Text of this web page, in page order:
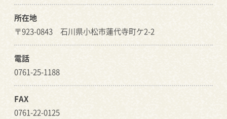
所在地
〒923-0843 石川県小松市蓮代寺町ケ2-2
電話
0761-25-1188
FAX
0761-22-0125